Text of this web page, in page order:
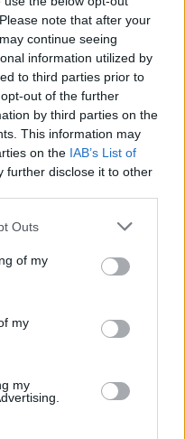
note that after your
continue seeing
information utilized by
to third parties prior to
out of the further
by third parties on the
This information may
on the IAB’s List of
further disclose it to other
one or more Google
You may click to
its third-party tags to
in below Google
Outs
of my
my
my
με την Ντόρτμουντ –